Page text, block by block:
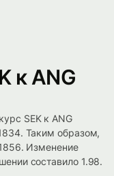
к ANG
SEK к ANG
Таким образом,
Изменение
составило 1.98.